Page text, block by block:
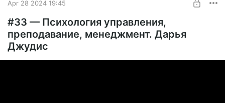
Apr 28 2024 19:45
#33 — Психология управления,
преподавание, менеджмент. Дарья
Джудис